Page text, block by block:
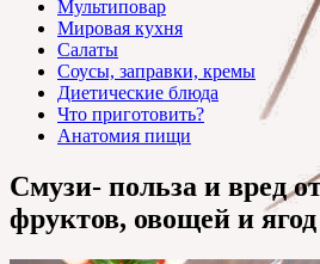
Мультиповар
Мировая кухня
Салаты
Соусы, заправки, кремы
Диетические блюда
Что приготовить?
Анатомия пищи
Смузи- польза и вред
фруктов, овощей и ягод